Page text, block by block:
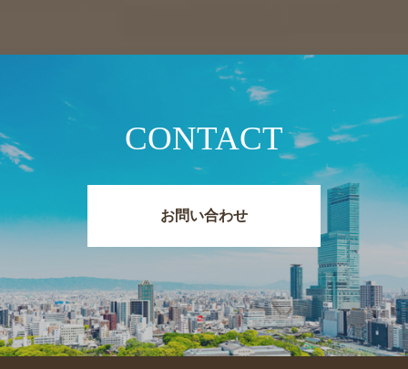
CONTACT
お問い合わせ